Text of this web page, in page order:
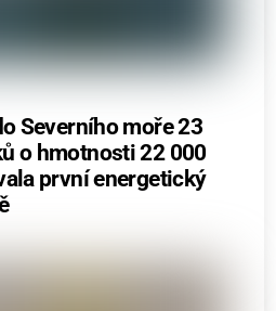
Severního moře 23
o hmotnosti 22 000
první energetický